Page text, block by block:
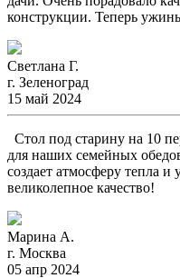
конструкции. Теперь
Светлана Г.
г. Зеленоград
15 май 2024
Стол под старину на 10
для наших семейных
создает атмосферу тепла и
великолепное качество!
Марина А.
г. Москва
05 апр 2024